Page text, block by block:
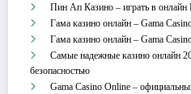
Пин Ап Казино – играть в
Гама казино онлайн – Gama
Гама казино онлайн – Gama
Самые надежные казино онлайн
безопасностью
Gama Casino Online –